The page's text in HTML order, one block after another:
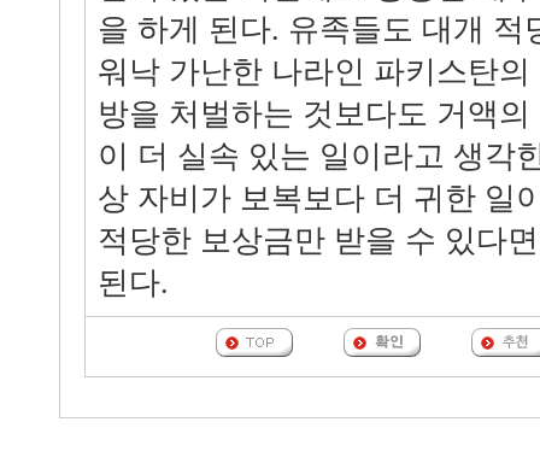
을 하게 된다. 유족들도 대개 적
워낙 가난한 나라인 파키스탄
방을 처벌하는 것보다도 거액
이 더 실속 있는 일이라고 생각
상 자비가 보복보다 더 귀한 일
적당한 보상금만 받을 수 있다
된다.